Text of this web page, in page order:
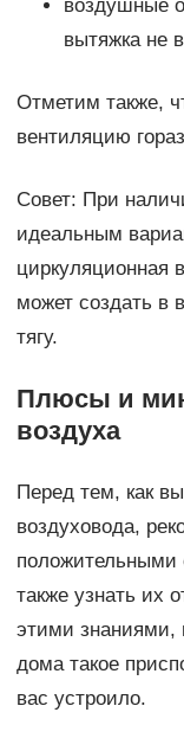
воздушные
вытяжка не
Отметим также,
вентиляцию
Совет: При
идеальным
циркуляционная
может создать в
тягу.
Плюсы и
воздуха
Перед тем, как
воздуховода,
положительными
также узнать их
этими знаниями,
дома такое
вас устроило.